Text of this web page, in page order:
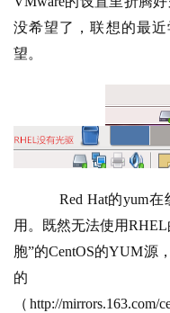
没希望了，联想的最
望。
Red Hat的yum在
用。既然无法使用RHEL
胞”的CentOS的YUM源
（http://mirrors.163.com/